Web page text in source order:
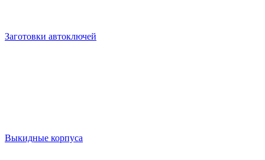
Заготовки автоключей
Выкидные корпуса